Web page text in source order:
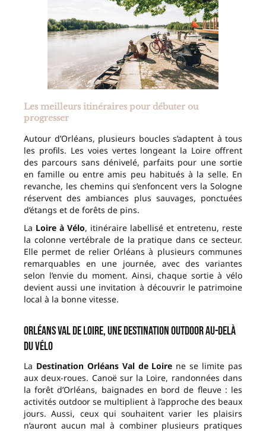
Les meilleurs itinéraires pour débuter ou
progresser
Autour d’Orléans, plusieurs boucles s’adaptent à tous
les profils. Les voies vertes longeant la Loire offrent
des parcours sans dénivelé, parfaits pour une sortie
en famille ou entre amis peu habitués à la selle. En
revanche, les chemins qui s’enfoncent vers la Sologne
réservent des ambiances plus sauvages, ponctuées
d’étangs et de forêts de pins.
La Loire à Vélo, itinéraire labellisé et entretenu, reste
la colonne vertébrale de la pratique dans ce secteur.
Elle permet de relier Orléans à plusieurs communes
remarquables en une journée, avec des variantes
selon l’envie du moment. Ainsi, chaque sortie à vélo
devient aussi une invitation à découvrir le patrimoine
local à la bonne vitesse.
Orléans Val de Loire, une destination outdoor au-delà
du vélo
La Destination Orléans Val de Loire ne se limite pas
aux deux-roues. Canoë sur la Loire, randonnées dans
la forêt d’Orléans, baignades en bord de fleuve : les
activités outdoor se multiplient à l’approche des beaux
jours. Aussi, ceux qui souhaitent varier les plaisirs
n’auront aucun mal à combiner plusieurs pratiques